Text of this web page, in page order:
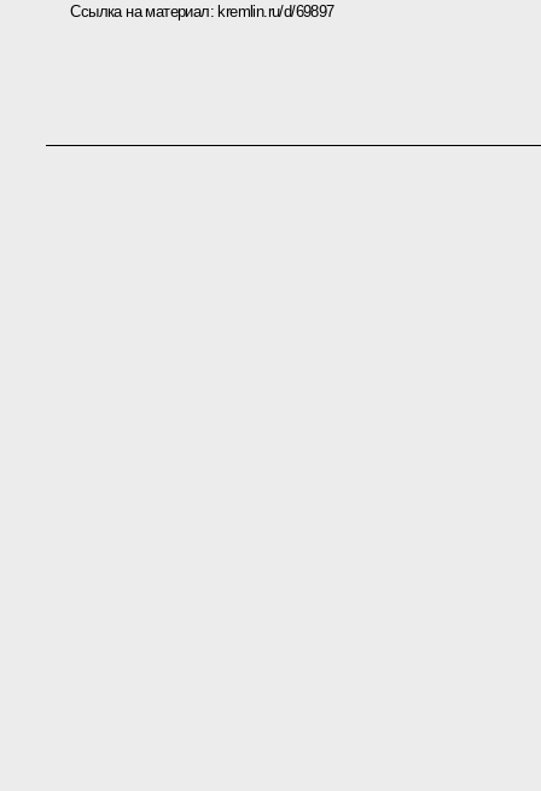
Ссылка на материал: kremlin.ru/d/69897